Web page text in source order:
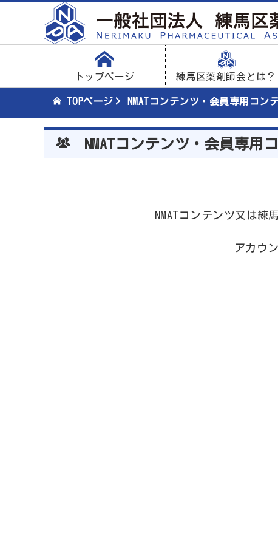
トップページ 練馬区薬剤師会とは？
TOPページ NMATコンテンツ・会員専用コン
NMATコンテンツ・会員専用
NMATコンテンツ又は
アカウ